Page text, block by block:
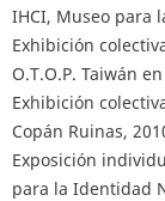
IHCI, Museo para
Exhibición
O.T.O.P. Taiwán
Exhibición
Copán Ruinas,
Exposición
para la Identidad